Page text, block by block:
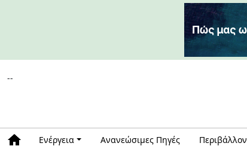
--
Ενέργεια Ανανεώσιμες Πηγές Περιβάλλον